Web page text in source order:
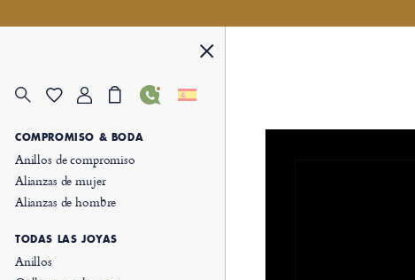
COMPROMISO & BODA
Anillos de compromiso
Alianzas de mujer
Alianzas de hombre
TODAS LAS JOYAS
Anillos